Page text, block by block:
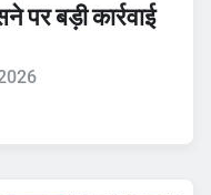
पर बड़ी कार्रवाई